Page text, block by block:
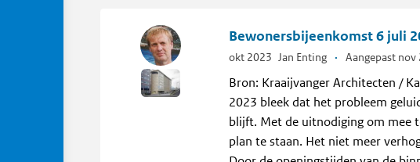
Bewonersbijeenkomst 6 juli
okt 2023 Jan Enting · Aangepast nov
Bron: Kraaijvanger Architecten /
2023 bleek dat het probleem
blijft. Met de uitnodiging om mee
plan te staan. Het niet meer